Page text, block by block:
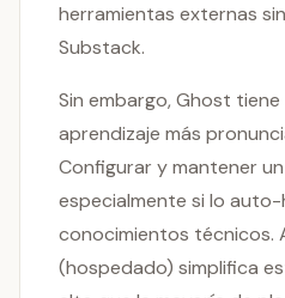
herramientas externas
Substack.
Sin embargo, Ghost
aprendizaje más
Configurar y mantener
especialmente si lo
conocimientos técnicos.
(hospedado) simplifica